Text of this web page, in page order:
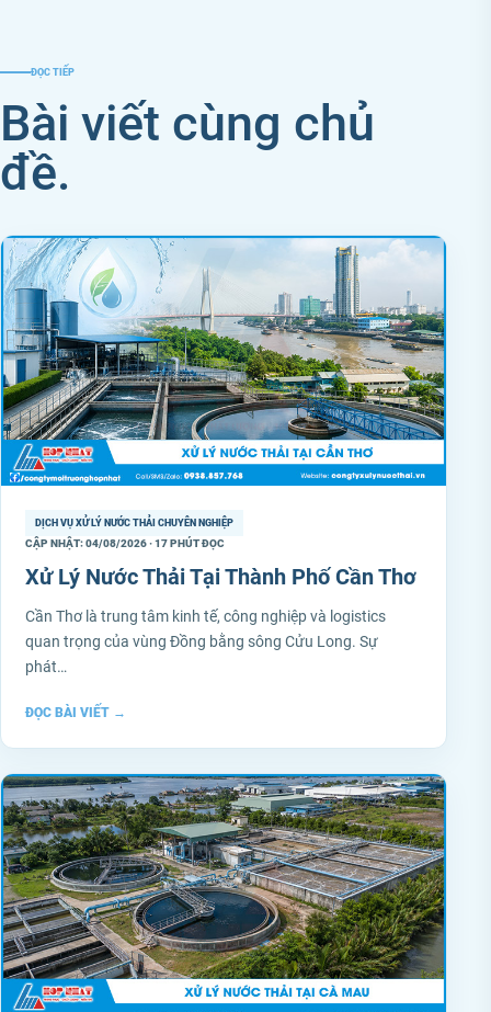
ĐỌC TIẾP
Bài viết cùng chủ
đề.
DỊCH VỤ XỬ LÝ NƯỚC THẢI CHUYÊN NGHIỆP
CẬP NHẬT: 04/08/2026 · 17 PHÚT ĐỌC
Xử Lý Nước Thải Tại Thành Phố Cần Thơ
Cần Thơ là trung tâm kinh tế, công nghiệp và logistics
quan trọng của vùng Đồng bằng sông Cửu Long. Sự
phát…
ĐỌC BÀI VIẾT →